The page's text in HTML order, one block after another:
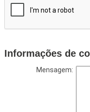
Informações de
Mensagem: